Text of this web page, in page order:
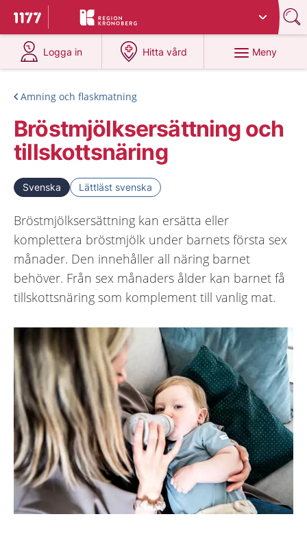
Till startsidan för 1177
Du har valt region
Logga in
på 1177.se
Hitta vård
på 1177.se
Meny
Amning och flaskmatning
Bröstmjölksersättning och
tillskottsnäring
Svenska Lättläst svenska
Bröstmjölksersättning kan ersätta eller
komplettera bröstmjölk under barnets första sex
månader. Den innehåller all näring barnet
behöver. Från sex månaders ålder kan barnet få
tillskottsnäring som komplement till vanlig mat.